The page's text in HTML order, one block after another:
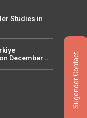
Sugender Contact
Studies in
December 5–